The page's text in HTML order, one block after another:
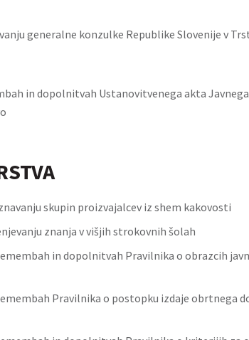
generalne konzulke Republike Slovenije v
in dopolnitvah Ustanovitvenega akta
skupin proizvajalcev iz shem kakovosti
znanja v višjih strokovnih šolah
in dopolnitvah Pravilnika o obrazcih
Pravilnika o postopku izdaje obrtnega